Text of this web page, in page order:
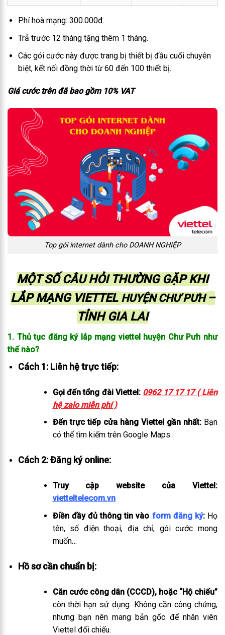
Phí hoà mạng: 300.000đ.
Trả trước 12 tháng tặng thêm 1 tháng.
Các gói cước này được trang bị thiết bị đầu cuối chuyên
biệt, kết nối đồng thời từ 60 đến 100 thiết bị.
Giá cước trên đã bao gồm 10% VAT
Top gói internet dành cho DOANH NGHIỆP
MỘT SỐ CÂU HỎI THƯỜNG GẶP KHI
LẮP MẠNG VIETTEL HUYỆN CHƯ PƯH–
TỈNH GIA LAI
1. Thủ tục đăng ký lắp mạng viettel huyện Chư Pưh như
thế nào?
Cách 1: Liên hệ trực tiếp:
Gọi đến tổng đài Viettel: 0962 17 17 17 ( Liên
hệ zalo miễn phí )
Đến trực tiếp cửa hàng Viettel gần nhất:Bạn
có thể tìm kiếm trên Google Maps
Cách 2: Đăng ký online:
Truy cập website của Viettel:
vietteltelecom.vn
Điền đầy đủ thông tin vào form đăng ký:Họ
tên, số điện thoại, địa chỉ, gói cước mong
muốn…
Hồ sơ cần chuẩn bị:
Căn cước công dân (CCCD), hoặc “Hộ chiếu”
còn thời hạn sử dụng. Không cần công chứng,
nhưng bạn nên mang bản gốc để nhân viên
Viettel đối chiếu.